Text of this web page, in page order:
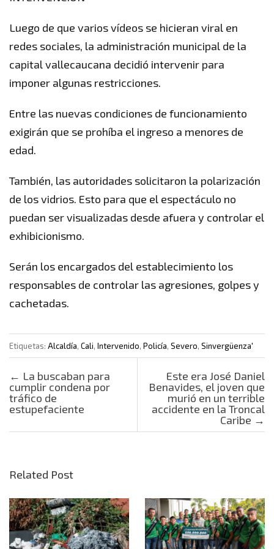
Luego de que varios vídeos se hicieran viral en
redes sociales, la administración municipal de la
capital vallecaucana decidió intervenir para
imponer algunas restricciones.
Entre las nuevas condiciones de funcionamiento
exigirán que se prohíba el ingreso a menores de
edad.
También, las autoridades solicitaron la polarización
de los vidrios. Esto para que el espectáculo no
puedan ser visualizadas desde afuera y controlar el
exhibicionismo.
Serán los encargados del establecimiento los
responsables de controlar las agresiones, golpes y
cachetadas.
Etiquetas: Alcaldía, Cali, Intervenido, Policía, Severo, Sinvergüenza'
Post navigation
← La buscaban para
cumplir condena por
tráfico de
estupefaciente
Este era José Daniel
Benavides, el joven que
murió en un terrible
accidente en la Troncal
Caribe →
Related Post